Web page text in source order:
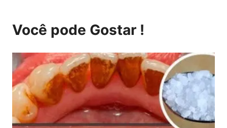
Você pode Gostar !